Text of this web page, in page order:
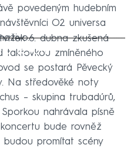
povedeným hudebním
O2 universa
fetch
6. dubna zkušená
taktovkou zmíněného
se postará Pěvecký
Na středověké noty
– skupina trubadúrů,
nahrávala písně
bude rovněž
promítat scény